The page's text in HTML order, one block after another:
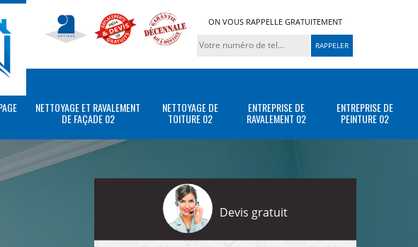
ON VOUS RAPPELLE GRATUITEMENT
NETTOYAGE ET RAVALEMENT
DE FAÇADE 02
NETTOYAGE DE
TOITURE 02
ENTREPRISE DE
RAVALEMENT 02
ENTREPRISE DE
PEINTURE 02
Devis gratuit